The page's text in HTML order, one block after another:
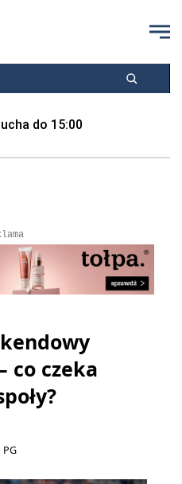
do 15:00
co czeka